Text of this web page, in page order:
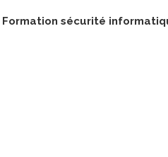
Formation sécurité